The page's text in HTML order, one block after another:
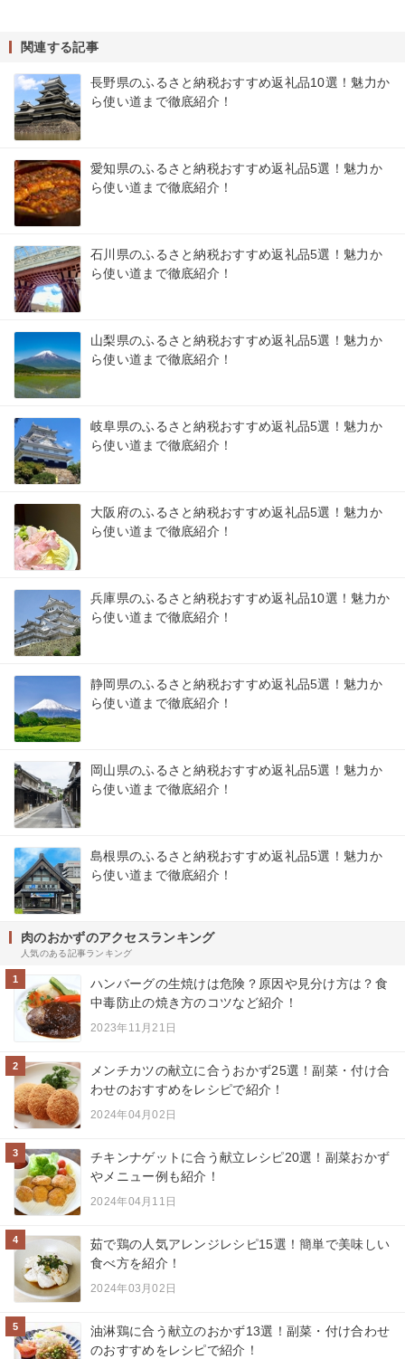
関連する記事
長野県のふるさと納税おすすめ返礼品10選！魅力か
ら使い道まで徹底紹介！
愛知県のふるさと納税おすすめ返礼品5選！魅力か
ら使い道まで徹底紹介！
石川県のふるさと納税おすすめ返礼品5選！魅力か
ら使い道まで徹底紹介！
山梨県のふるさと納税おすすめ返礼品5選！魅力か
ら使い道まで徹底紹介！
岐阜県のふるさと納税おすすめ返礼品5選！魅力か
ら使い道まで徹底紹介！
大阪府のふるさと納税おすすめ返礼品5選！魅力か
ら使い道まで徹底紹介！
兵庫県のふるさと納税おすすめ返礼品10選！魅力か
ら使い道まで徹底紹介！
静岡県のふるさと納税おすすめ返礼品5選！魅力か
ら使い道まで徹底紹介！
岡山県のふるさと納税おすすめ返礼品5選！魅力か
ら使い道まで徹底紹介！
島根県のふるさと納税おすすめ返礼品5選！魅力か
ら使い道まで徹底紹介！
肉のおかずのアクセスランキング
人気のある記事ランキング
1
ハンバーグの生焼けは危険？原因や見分け方は？食
中毒防止の焼き方のコツなど紹介！
2023年11月21日
2
メンチカツの献立に合うおかず25選！副菜・付け合
わせのおすすめをレシピで紹介！
2024年04月02日
3
チキンナゲットに合う献立レシピ20選！副菜おかず
やメニュー例も紹介！
2024年04月11日
4
茹で鶏の人気アレンジレシピ15選！簡単で美味しい
食べ方を紹介！
2024年03月02日
5
油淋鶏に合う献立のおかず13選！副菜・付け合わせ
のおすすめをレシピで紹介！